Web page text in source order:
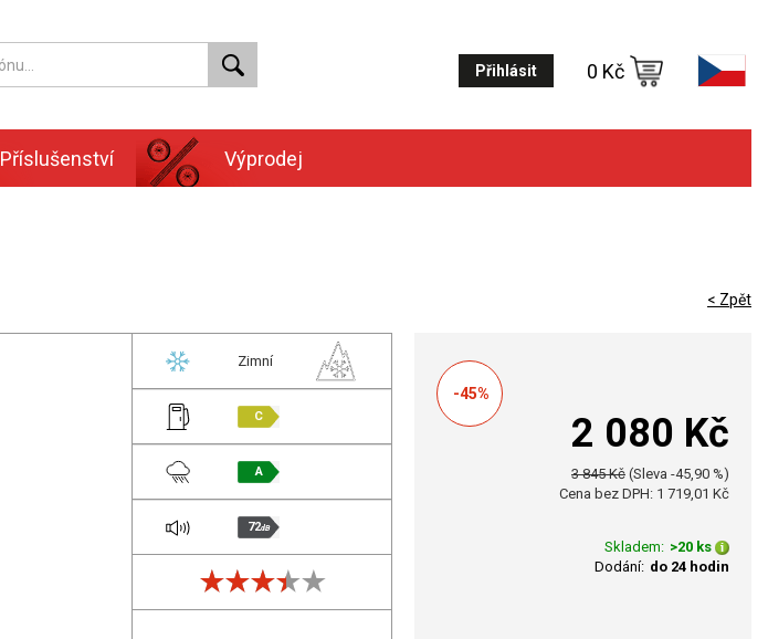
Přihlásit 0 Kč
Příslušenství Výprodej
< Zpět
Zimní
C
A
72dB
-45%
2 080 Kč
3 845 Kč (Sleva -45,90 %)
Cena bez DPH: 1 719,01 Kč
Skladem: >20 ks
Dodání: do 24 hodin